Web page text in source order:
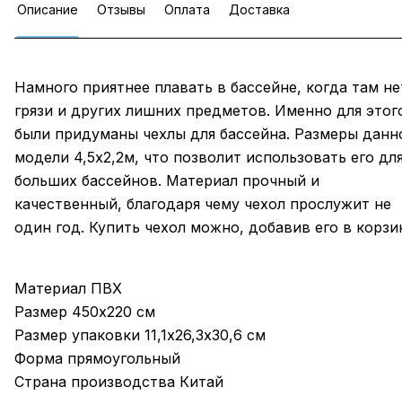
Описание Отзывы Оплата Доставка
Намного приятнее плавать в бассейне, когда там
грязи и других лишних предметов. Именно для
были придуманы чехлы для бассейна. Размеры
модели 4,5x2,2м, что позволит использовать его
больших бассейнов. Материал прочный и
качественный, благодаря чему чехол прослужит не
один год. Купить чехол можно, добавив его в
Материал ПВХ
Размер 450х220 см
Размер упаковки 11,1х26,3х30,6 см
Форма прямоугольный
Страна производства Китай